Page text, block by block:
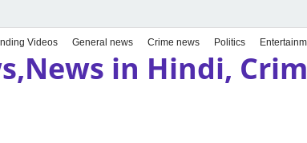
Videos General news Crime news Politics
in Hindi,